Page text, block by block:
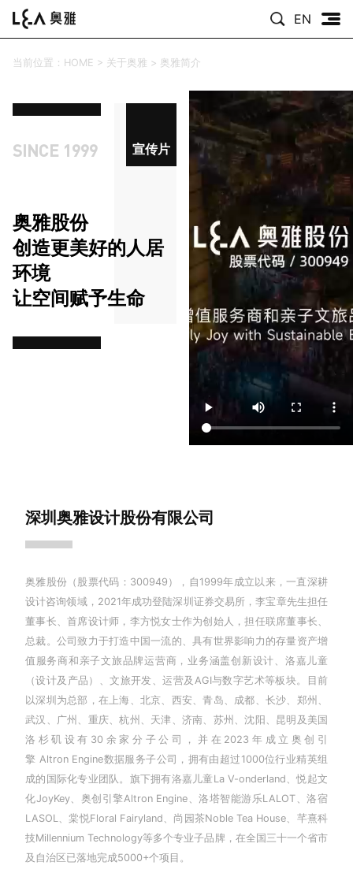
EN
当前位置： HOME > 关于奥雅 > 奥雅简介
宣传片
SINCE 1999
奥雅股份
创造更美好的人居
环境
让空间赋予生命
深圳奥雅设计股份有限公司
奥雅股份（股票代码：300949），自1999年成立以来，一直深耕
设计咨询领域，2021年成功登陆深圳证券交易所，李宝章先生担任
董事长、首席设计师，李方悦女士作为创始人，担任联席董事长、
总裁。公司致力于打造中国一流的、具有世界影响力的存量资产增
值服务商和亲子文旅品牌运营商，业务涵盖创新设计、洛嘉儿童
（设计及产品）、文旅开发、运营及AGI与数字艺术等板块。目前
以深圳为总部，在上海、北京、西安、青岛、成都、长沙、郑州、
武汉、广州、重庆、杭州、天津、济南、苏州、沈阳、昆明及美国
洛杉矶设有30余家分子公司，并在2023年成立奥创引
擎 Altron Engine数据服务子公司，拥有由超过1000位行业精英组
成的国际化专业团队。旗下拥有洛嘉儿童La V-onderland、悦起文
化JoyKey、奥创引擎Altron Engine、洛塔智能游乐LALOT、洛宿
LASOL、棠悦Floral Fairyland、尚园茶Noble Tea House、芊熹科
技Millennium Technology等多个专业子品牌，在全国三十一个省市
及自治区已落地完成5000+个项目。